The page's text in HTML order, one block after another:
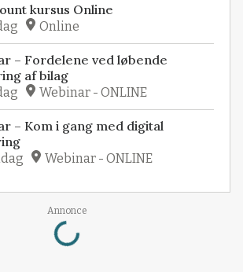
kursus Online
Online
– Fordelene ved løbende
af bilag
Webinar - ONLINE
– Kom i gang med digital
Webinar - ONLINE
Annonce
Loading...